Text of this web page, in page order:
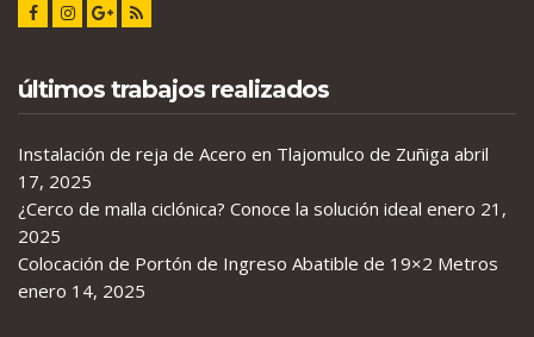
últimos trabajos realizados
Instalación de reja de Acero en Tlajomulco de Zuñiga abril
17, 2025
¿Cerco de malla ciclónica? Conoce la solución ideal enero 21,
2025
Colocación de Portón de Ingreso Abatible de 19×2 Metros
enero 14, 2025